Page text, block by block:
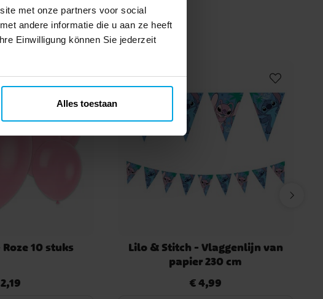
met onze partners voor social
andere informatie die u aan ze heeft
Einwilligung können Sie jederzeit
Alles toestaan
10 stuks
:€ 2,19
Lilo & Stitch - Vlaggenlijn van
papier 230 cm
Prijs:€ 4,99
€ 4,99